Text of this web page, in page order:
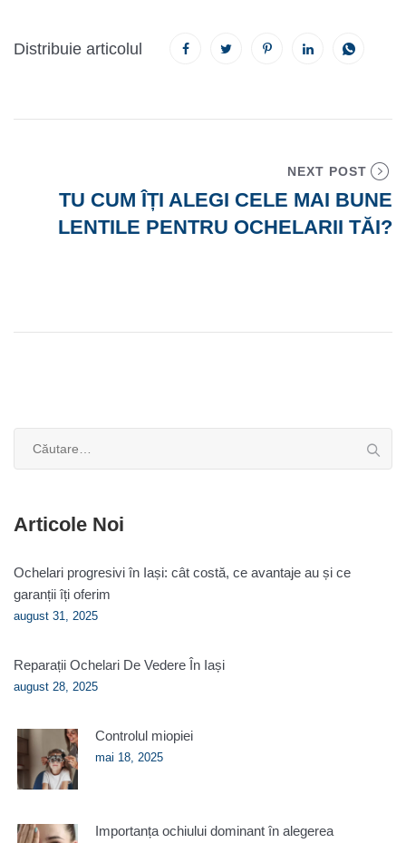
Distribuie articolul
NEXT POST
TU CUM ÎȚI ALEGI CELE MAI BUNE
LENTILE PENTRU OCHELARII TĂI?
Articole Noi
Ochelari progresivi în Iași: cât costă, ce avantaje au și ce
garanții îți oferim
august 31, 2025
Reparații Ochelari De Vedere În Iași
august 28, 2025
Controlul miopiei
mai 18, 2025
Importanța ochiului dominant în alegerea